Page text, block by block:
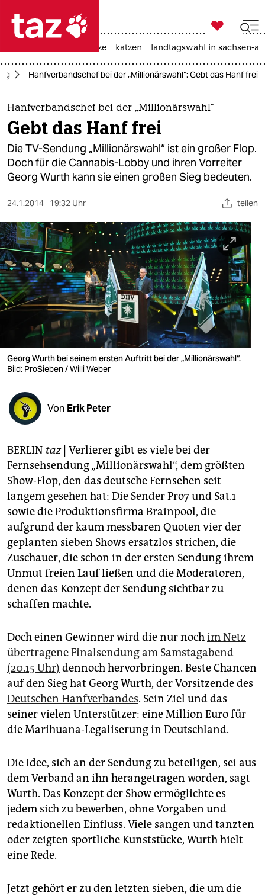
 taz zahl ich
taz zahl ich
themen
politik
öko
gesellschaft
sport
berlin
nord
wahrheit
verlag
verlag
veranstaltungen
shop
unterstützen
abo
genossenschaft
epaper login

taz zahl ich
hitze katzen landtagswahl in sachsen-
Hanfverbandschef bei der „Millionärswahl“: Gebt das Hanf frei
Hanfverbandschef bei der „Millionärswahl“
Gebt das Hanf frei
Die TV-Sendung „Millionärswahl“ ist ein großer Flop.
Doch für die Cannabis-Lobby und ihren Vorreiter
Georg Wurth kann sie einen großen Sieg bedeuten.
24.1.2014 19:32 Uhr teilen
Georg Wurth bei seinem ersten Auftritt bei der „Millionärswahl“.
Bild: ProSieben / Willi Weber
Von Erik Peter
BERLIN taz| Verlierer gibt es viele bei der
Fernsehsendung „Millionärswahl“, dem größten
Show-Flop, den das deutsche Fernsehen seit
langem gesehen hat: Die Sender Pro7 und Sat.1
sowie die Produktionsfirma Brainpool, die
aufgrund der kaum messbaren Quoten vier der
geplanten sieben Shows ersatzlos strichen, die
Zuschauer, die schon in der ersten Sendung ihrem
Unmut freien Lauf ließen und die Moderatoren,
denen das Konzept der Sendung sichtbar zu
schaffen machte.
Doch einen Gewinner wird die nur nochim Netz
übertragene Finalsendung am Samstagabend
(20.15 Uhr) dennoch hervorbringen. Beste Chancen
auf den Sieg hat Georg Wurth, der Vorsitzende des
Deutschen Hanfverbandes. Sein Ziel und das
seiner vielen Unterstützer: eine Million Euro für
die Marihuana-Legaliserung in Deutschland.
Die Idee, sich an der Sendung zu beteiligen, sei aus
dem Verband an ihn herangetragen worden, sagt
Wurth. Das Konzept der Show ermöglichte es
jedem sich zu bewerben, ohne Vorgaben und
redaktionellen Einfluss. Viele sangen und tanzten
oder zeigten sportliche Kunststücke, Wurth hielt
eine Rede.
Jetzt gehört er zu den letzten sieben, die um die